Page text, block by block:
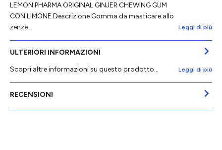
LEMON PHARMA ORIGINAL GINJER CHEWING GUM
CON LIMONE Descrizione Gomma da masticare allo
zenze…
Leggi di più
ULTERIORI INFORMAZIONI
Scopri altre informazioni su questo prodotto...
Leggi di più
RECENSIONI